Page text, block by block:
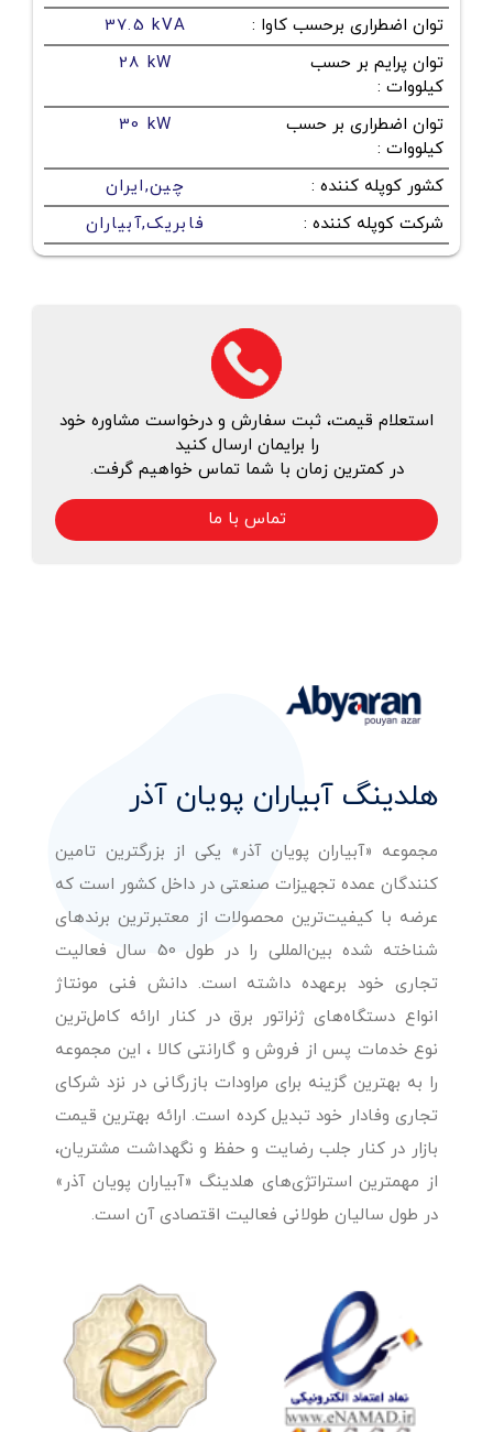
توان اضطراری برحسب کاوا :
37.5 kVA
توان پرایم بر حسب
کیلووات :
28 kW
توان اضطراری بر حسب
کیلووات :
30 kW
کشور کوپله کننده :
چین,ایران
شرکت کوپله کننده : فابریک,آبیاران
استعلام قیمت، ثبت سفارش و درخواست مشاوره خود
را برایمان ارسال کنید
در کمترین زمان با شما تماس خواهیم گرفت.
تماس با ما
هلدینگ آبیاران پویان آذر
مجموعه «آبیاران پویان آذر» یکی از بزرگترین تامین
کنندگان عمده تجهیزات صنعتی در داخل کشور است که
عرضه با کیفیت‌ترین محصولات از معتبرترین برندهای
شناخته شده بین‌المللی را در طول 50 سال فعالیت
تجاری خود برعهده داشته است. دانش فنی مونتاژ
انواع دستگاه‌های ژنراتور برق در کنار ارائه کامل‌ترین
نوع خدمات پس از فروش و گارانتی کالا ، این مجموعه
را به بهترین گزینه برای مراودات بازرگانی در نزد شرکای
تجاری وفادار خود تبدیل کرده است. ارائه بهترین قیمت
بازار در کنار جلب رضایت و حفظ و نگهداشت مشتریان،
از مهمترین استراتژی‌های هلدینگ «آبیاران پویان آذر»
در طول سالیان طولانی فعالیت اقتصادی آن است.